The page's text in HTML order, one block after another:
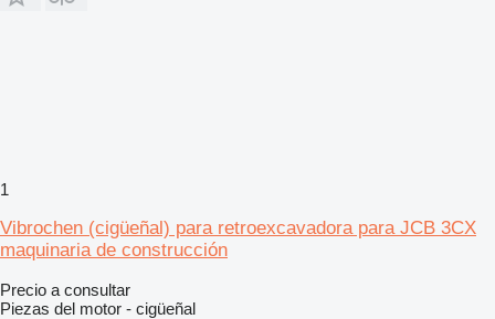
1
Vibrochen (cigüeñal) para retroexcavadora para JCB 3CX
maquinaria de construcción
Precio a consultar
Piezas del motor - cigüeñal